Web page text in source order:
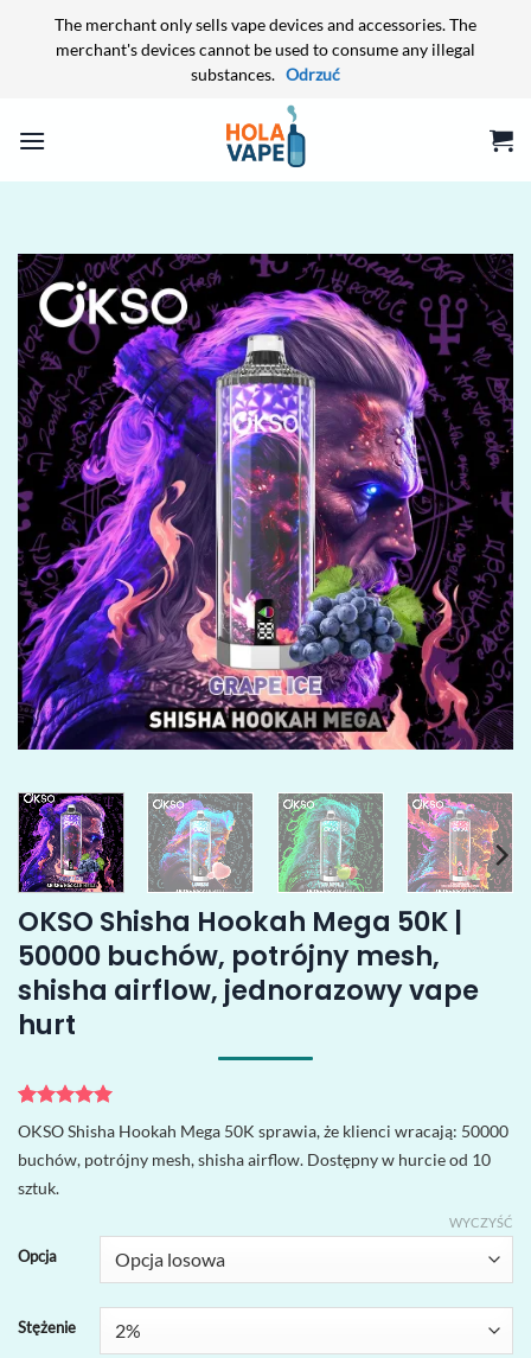
The merchant only sells vape devices and accessories. The
merchant's devices cannot be used to consume any illegal
substances. Odrzuć
OKSO Shisha Hookah Mega 50K |
50000 buchów, potrójny mesh,
shisha airflow, jednorazowy vape
hurt
Oceniony
na 5 na
podstawie
1
oceny
klienta
OKSO Shisha Hookah Mega 50K sprawia, że klienci wracają: 50000
buchów, potrójny mesh, shisha airflow. Dostępny w hurcie od 10
sztuk.
Opcja
Stężenie
WYCZYŚĆ